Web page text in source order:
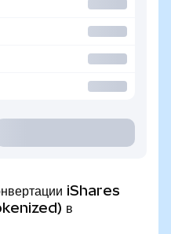
iShares
в